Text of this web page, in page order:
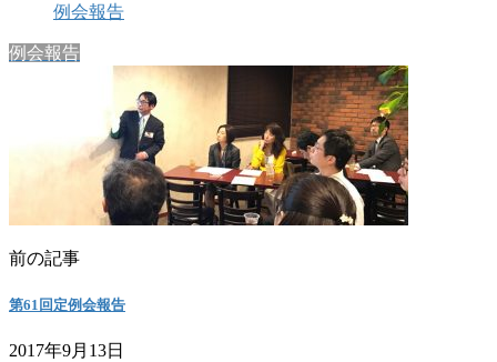
例会報告
例会報告
前の記事
第61回定例会報告
2017年9月13日